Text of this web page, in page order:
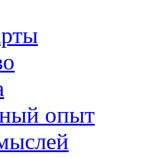
опыт